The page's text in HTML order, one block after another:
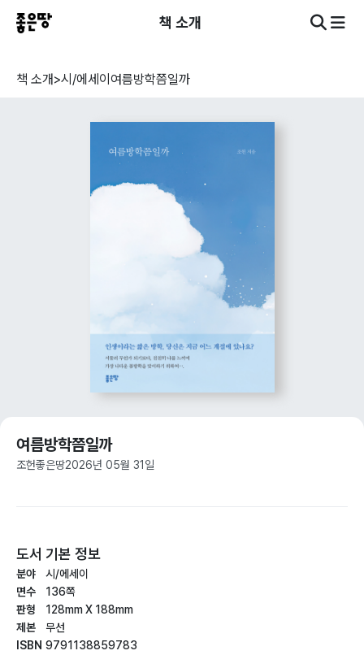
책 소개
책 소개>시/에세이 여름방학쯤일까
여름방학쯤일까
조헌좋은땅2026년 05월 31일
도서 기본 정보
분야
면수
판형
제본
ISBN
시/에세이
136쪽
128mm X 188mm
무선
9791138859783